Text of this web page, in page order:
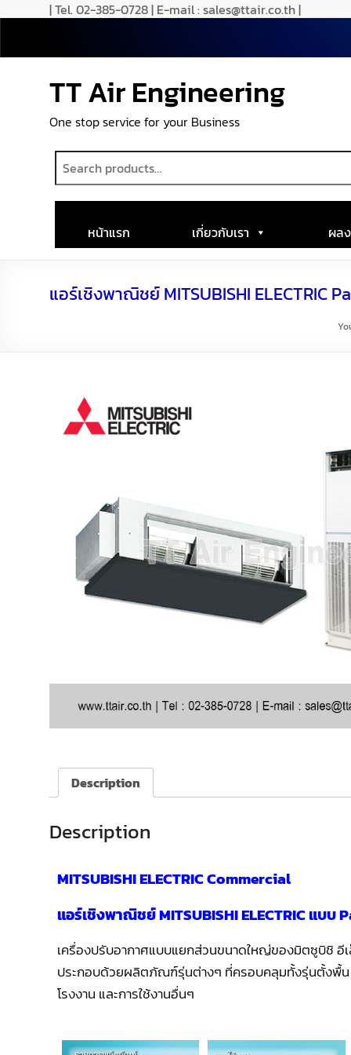
| Tel. 02-385-0728 | E-mail : sales@ttair.co.th |
TT Air Engineering
One stop service for your Business
หน้าแรก เกี่ยวกับเรา ผล
แอร์เชิงพาณิชย์ MITSUBISHI ELECTRIC
Description
Description
MITSUBISHI ELECTRIC Commercial
แอร์เชิงพาณิชย์ MITSUBISHI ELECTRIC แบบ
เครื่องปรับอากาศแบบแยกส่วนขนาดใหญ่ของมิตซูบิชิ อีเ
ประกอบด้วยผลิตภัณฑ์รุ่นต่างๆ ที่ครอบคลุมทั้งรุ่นตั้งพื้น
โรงงาน และการใช้งานอื่นๆ